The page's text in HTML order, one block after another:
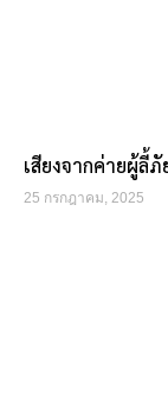
เสียงจากค่ายผู้ลี้
25 กรกฎาคม, 2025